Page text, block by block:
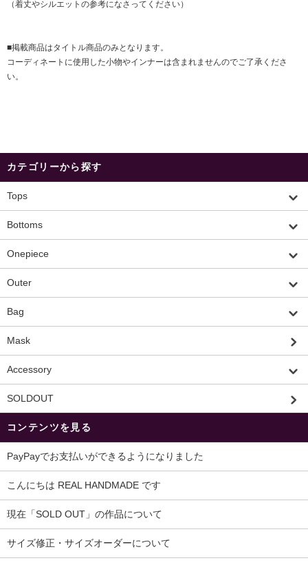
（着丈やシルエットの参考になさってください）
■掲載商品はタイトル商品のみとなります。
コーディネートに使用した小物やインナーは含まれませんのでご了承くださ
い。
カテゴリーから探す
Tops
Bottoms
Onepiece
Outer
Bag
Mask
Accessory
SOLDOUT
コンテンツを見る
PayPayでお支払いができるようになりました
こんにちは REAL HANDMADE です
現在「SOLD OUT」の作品について
サイズ修正・サイズオーダーについて